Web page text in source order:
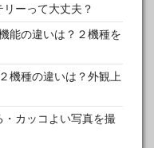
リーって大丈夫？
能の違いは？２機種を
機種の違いは？外観上
・カッコよい写真を撮